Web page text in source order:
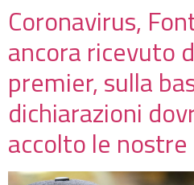
Coronavirus,
ancora ricevuto
premier, sulla
dichiarazioni
accolto le